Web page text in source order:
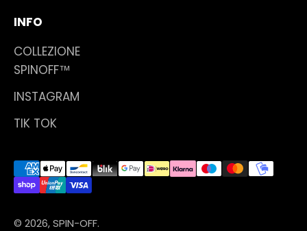
INFO
COLLEZIONE
SPINOFF™
INSTAGRAM
TIK TOK
© 2026, SPIN-OFF.